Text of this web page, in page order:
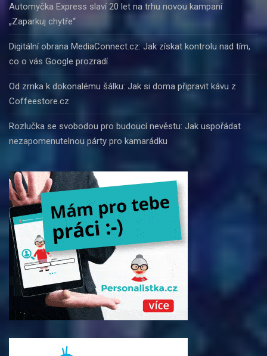
Automyčka Express slaví 20 let na trhu novou kampaní
„Zaparkuj chytře“
Digitální obrana MediaConnect.cz: Jak získat kontrolu nad tím,
co o vás Google prozradí
Od zrnka k dokonalému šálku: Jak si doma připravit kávu z
Coffeestore.cz
Rozlučka se svobodou pro budoucí nevěstu: Jak uspořádat
nezapomenutelnou párty pro kamarádku